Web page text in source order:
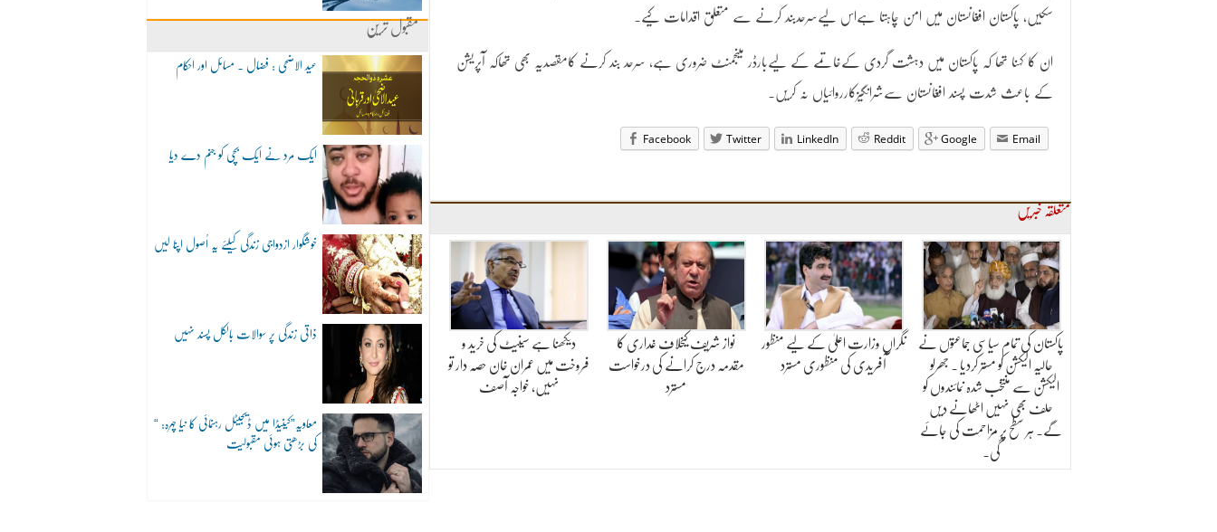
مقبول ترین
عید الاضحی : فضال ۔ مسائل اور احکام
ایک مرد نے ایک بچی کو جنم دے دیا
خوشگوار ازدواجی زندگی کیلئے یہ اُصول اپنا لیں
ذاتی زندگی پر سوالات بالکل پسند نہیں
“معاویہ”کینیڈا میں ڈیجیٹل رہنمائی کا نیا چہرہ:
کی بڑھتی ہوئی مقبولیت
سکیں، پاکستان افغانستان میں امن چاہتا ہےاس لیےسرحدبند کرنے سے متعلق اقدامات کیے۔
ان کا کہنا تھا کہ پاکستان میں دہشت گردی کےخاتمے کے لیےبارڈر مینجمنٹ ضروری ہے، سرحد بند کرنے کامقصدیہ بھی تھاکہ آپریشن
کے باعث شدت پسند افغانستان سےشرانگیزکارروائیاں نہ کریں۔
Facebook Twitter LinkedIn Reddit Google Email
متعلقہ خبریں
پاکستان کی تمام سیاسی جماعتوں نے
حالیہ الیکشن کو مستر کردیا ۔ جھرلو
الیکشن سے منتخب شدہ نمائندوں کو
حلف بھی نہیں اٹھانے دیں
گے۔ ہر سطح پر مزاحمت کی جائے
گی۔
نگراں وزارت اعلیٰ کے لیے منظور
آفریدی کی منظوری مسترد
نواز شریف کیخلاف غداری کا
مقدمہ درج کرانے کی درخواست
مسترد
دیکھنا ہے سینیٹ کی خرید و
فروخت میں عمران خان حصہ دار تو
نہیں، خواجہ آصف